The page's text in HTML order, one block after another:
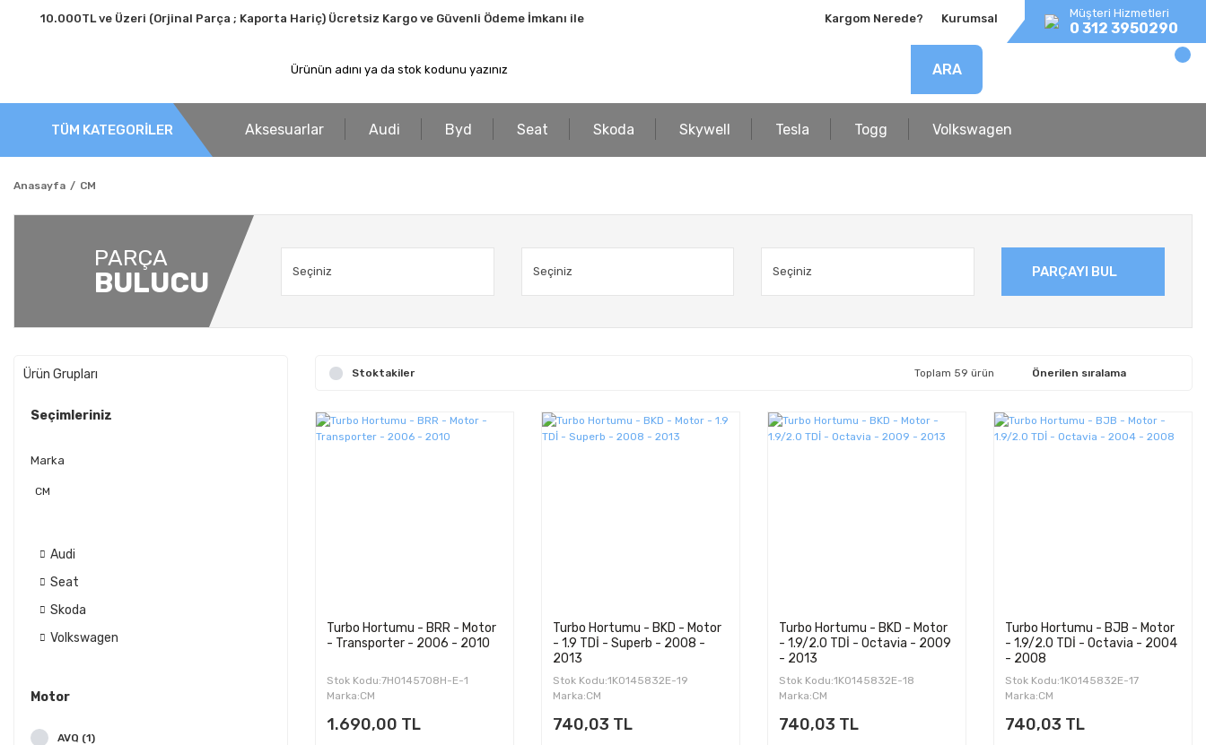
10.000TL ve Üzeri (Orjinal Parça ; Kaporta Hariç) Ücretsiz Kargo ve Güvenli Ödeme İmkanı ile Kargom Nerede? Kurumsal Müşteri Hizmetleri
0 312 3950290
ARA
TÜM KATEGORİLER Aksesuarlar Audi Byd Seat Skoda Skywell Tesla Togg Volkswagen
Anasayfa CM
PARÇA
BULUCU PARÇAYI BUL
Ürün Grupları
Seçimleriniz
Marka
CM
Audi
Seat
Skoda
Volkswagen
Motor
AVQ (1)
Stoktakiler Toplam 59 ürün
Turbo Hortumu - BRR - Motor
- Transporter - 2006 - 2010
Stok Kodu:7H0145708H-E-1
Marka:CM
1.690,00 TL
Turbo Hortumu - BKD - Motor
- 1.9 TDİ - Superb - 2008 -
2013
Stok Kodu:1K0145832E-19
Marka:CM
740,03 TL
Turbo Hortumu - BKD - Motor
- 1.9/2.0 TDİ - Octavia - 2009
- 2013
Stok Kodu:1K0145832E-18
Marka:CM
740,03 TL
Turbo Hortumu - BJB - Motor
- 1.9/2.0 TDİ - Octavia - 2004
- 2008
Stok Kodu:1K0145832E-17
Marka:CM
740,03 TL